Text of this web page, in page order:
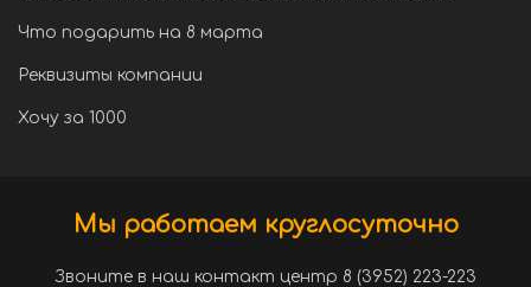
Что подарить на 8 марта
Реквизиты компании
Хочу за 1000
Мы работаем круглосуточно
Звоните в наш контакт центр 8 (3952) 223-223